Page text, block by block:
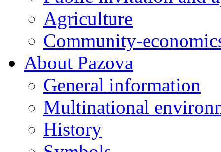
Agriculture
Community-
About Pazova
General information
Multinational
History